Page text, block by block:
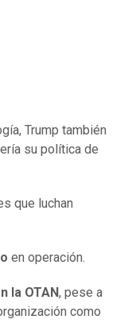
Trump también
su política de
que luchan
en operación.
la OTAN, pese a
como